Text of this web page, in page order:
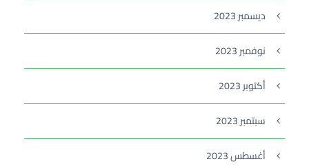
ديسمبر 2023
نوفمبر 2023
أكتوبر 2023
سبتمبر 2023
أغسطس 2023